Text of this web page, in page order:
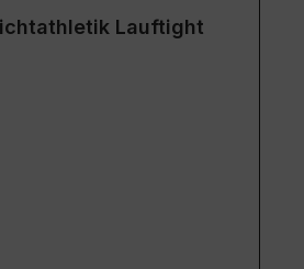
Lauftight